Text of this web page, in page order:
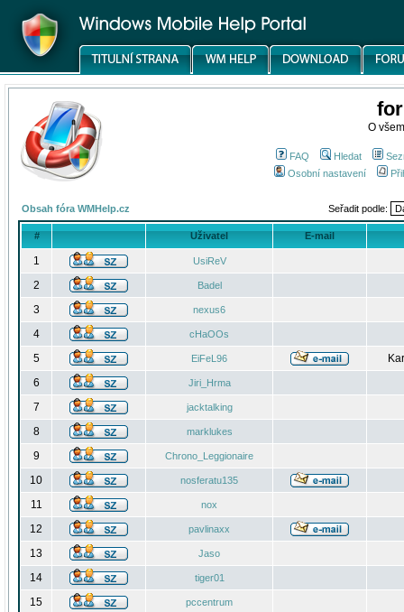
O
FAQ Hledat
Osobní nastavení
Obsah fóra WMHelp.cz Seřadit podle:
# Uživatel E-mail
1 UsiReV
2 Badel
3 nexus6
4 cHaOOs
5 EiFeL96
6
Jiri_Hrma
7 jacktalking
8 marklukes
9 Chrono_Leggionaire
10 nosferatu135
11 nox
12 pavlinaxx
13 Jaso
14 tiger01
15 pccentrum